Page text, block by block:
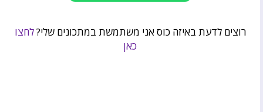
רוצים לדעת באיזה כוס אני משתמשת במתכונים שלי?לחצו
כאן